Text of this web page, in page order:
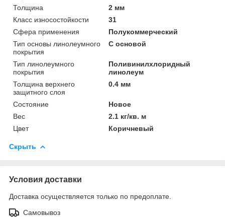
Толщина
2 мм
Класс износостойкости
31
Сфера применения
Полукоммерческий
Тип основы линолеумного
покрытия
С основой
Тип линолеумного
покрытия
Поливинилхлоридный
линолеум
Толщина верхнего
защитного слоя
0.4 мм
Состояние
Новое
Вес
2.1 кг/кв. м
Цвет
Коричневый
Скрыть
Условия доставки
Доставка осуществляется только по предоплате.
Самовывоз